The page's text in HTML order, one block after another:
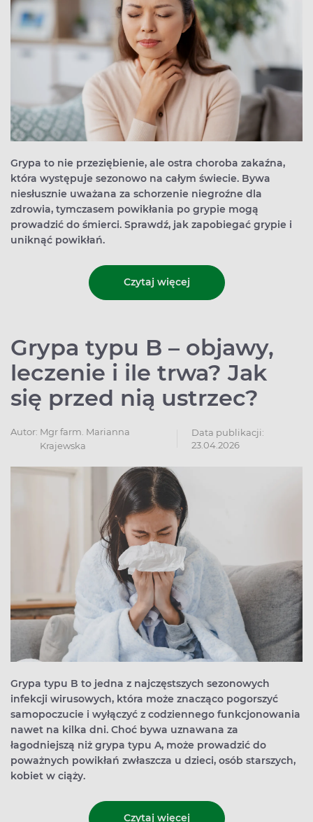
Grypa to nie przeziębienie, ale ostra choroba zakaźna,
która występuje sezonowo na całym świecie. Bywa
niesłusznie uważana za schorzenie niegroźne dla
zdrowia, tymczasem powikłania po grypie mogą
prowadzić do śmierci. Sprawdź, jak zapobiegać grypie i
uniknąć powikłań.
Czytaj więcej
Grypa typu B – objawy,
leczenie i ile trwa? Jak
się przed nią ustrzec?
Autor: Mgr farm. Marianna
Krajewska
Data publikacji:
23.04.2026
Grypa typu B to jedna z najczęstszych sezonowych
infekcji wirusowych, która może znacząco pogorszyć
samopoczucie i wyłączyć z codziennego funkcjonowania
nawet na kilka dni. Choć bywa uznawana za
łagodniejszą niż grypa typu A, może prowadzić do
poważnych powikłań zwłaszcza u dzieci, osób starszych,
kobiet w ciąży.
Czytaj więcej